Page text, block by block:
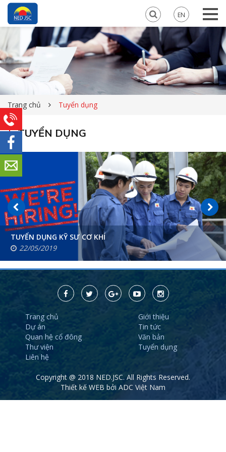
EN
Trang chủ Tuyển dụng
TUYỂN DỤNG
TUYỂN DỤNG KỸ SƯ CƠ KHÍ
22/05/2019
Trang chủ
Giới thiệu
Dự án
Tin tức
Quan hệ cổ đông
Văn bản
Thư viện
Tuyển dụng
Liên hệ
Copyright @ 2018 NED.JSC. All Rights Reserved.
Thiết kế WEB bởi ADC Việt Nam